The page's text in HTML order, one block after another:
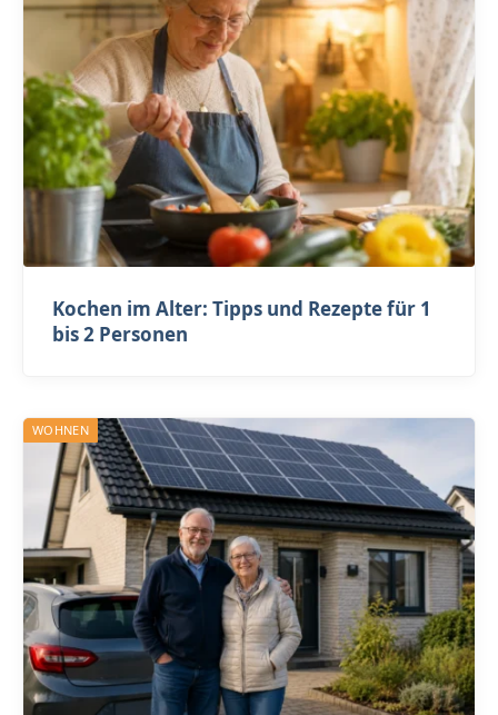
Kochen im Alter: Tipps und Rezepte für 1
bis 2 Personen
WOHNEN